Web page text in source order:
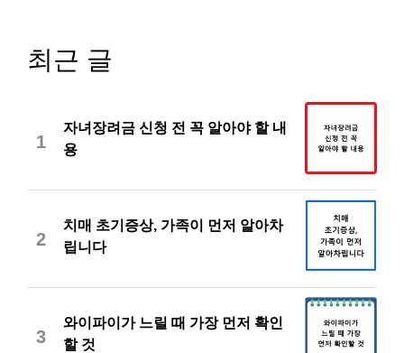
최근 글
1
자녀장려금 신청 전 꼭 알아야 할 내
용
2
치매 초기증상, 가족이 먼저 알아차
립니다
3
와이파이가 느릴 때 가장 먼저 확인
할 것